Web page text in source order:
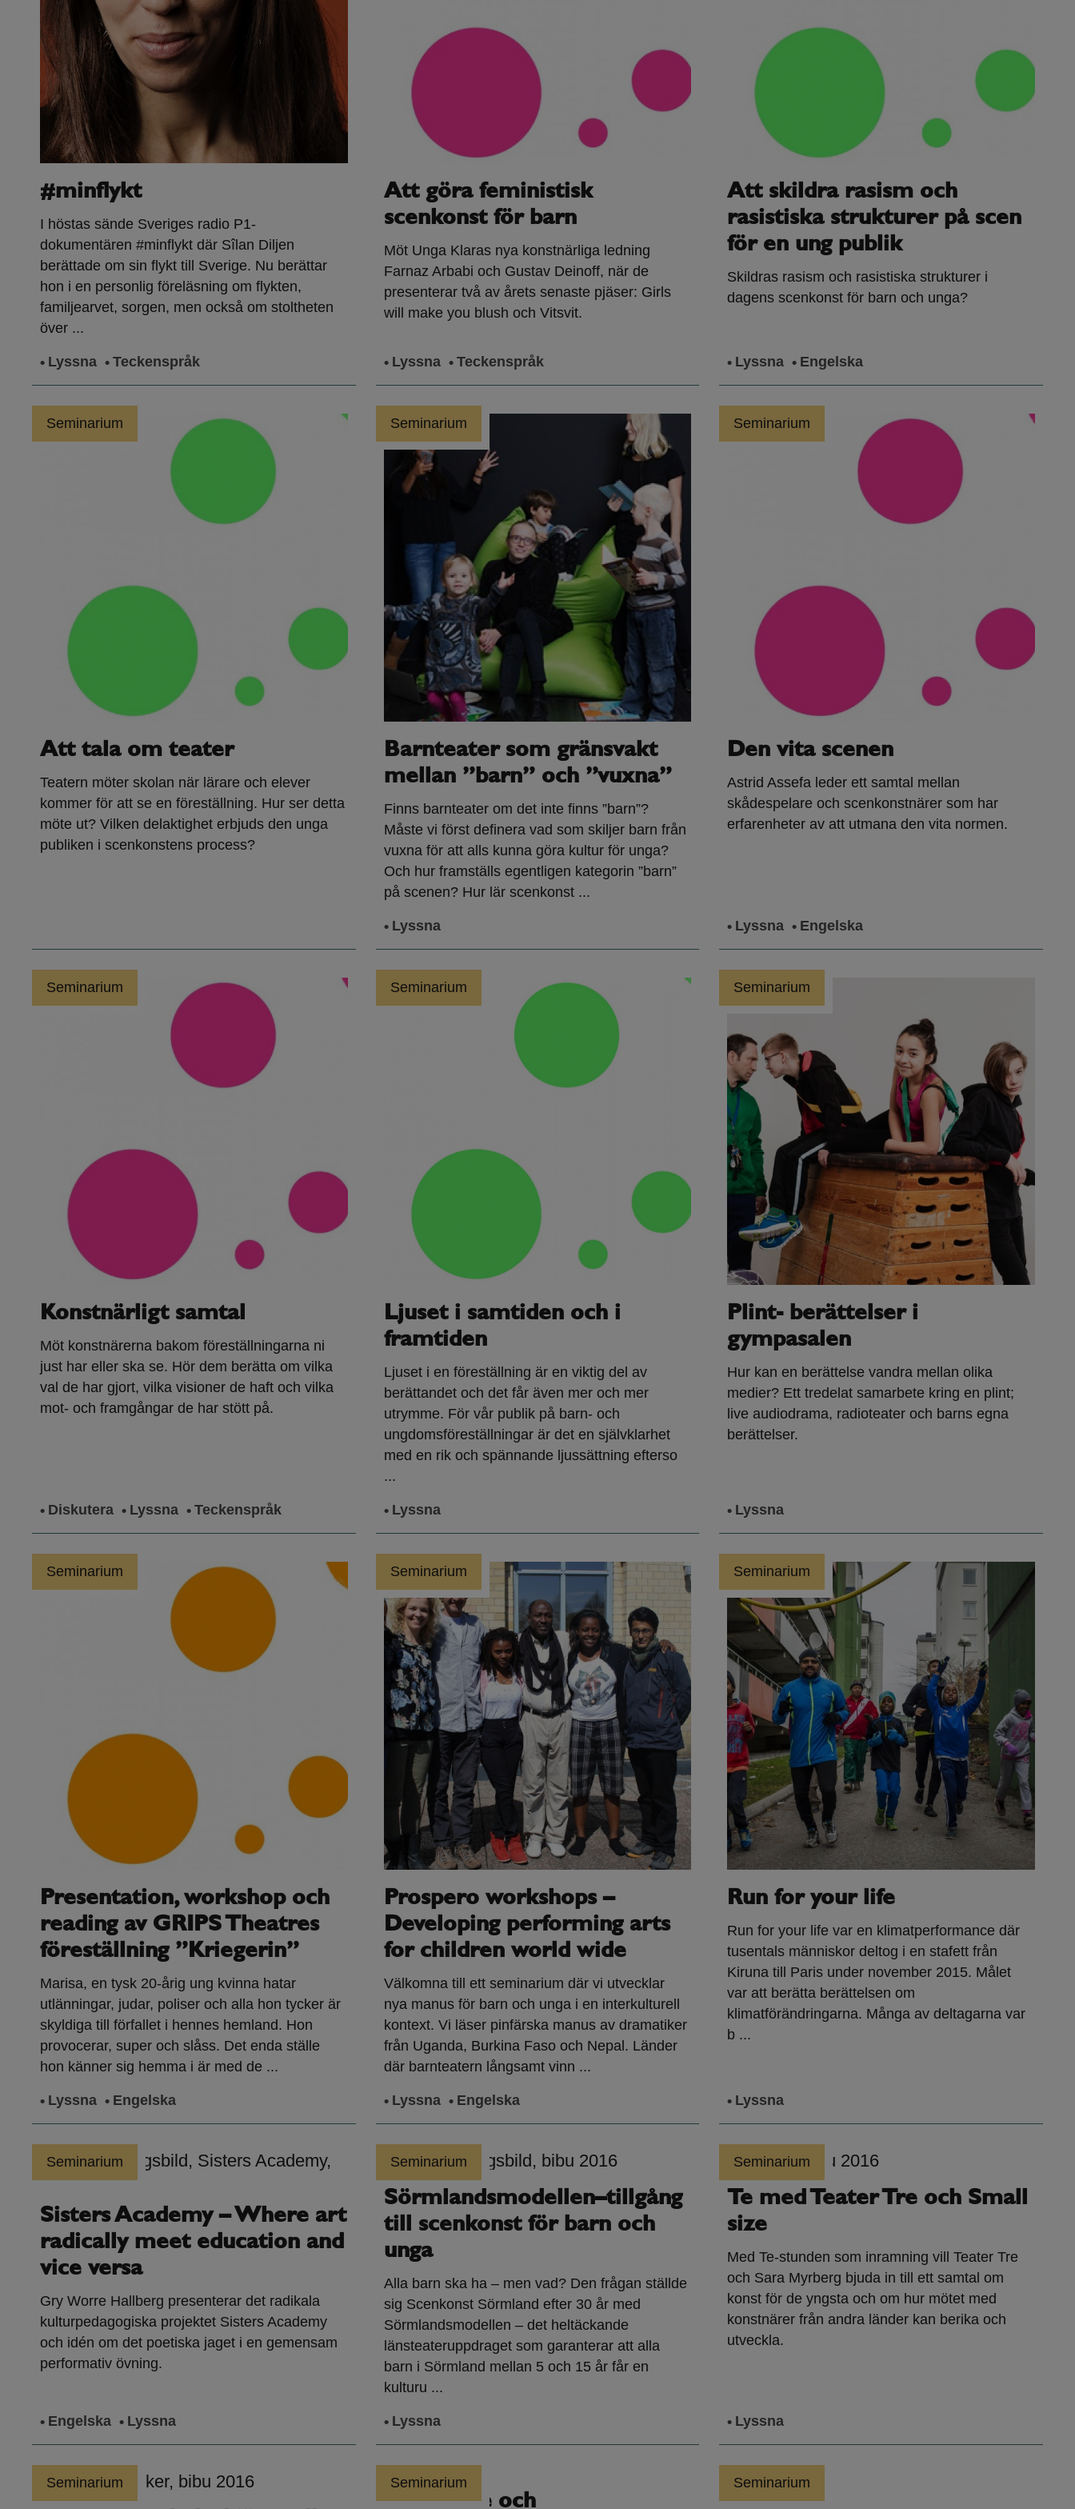
#minflykt
I höstas sände Sveriges radio P1-
dokumentären #minflykt där Sîlan Diljen
berättade om sin flykt till Sverige. Nu berättar
hon i en personlig föreläsning om flykten,
familjearvet, sorgen, men också om stoltheten
över ...
Lyssna Teckenspråk
Att göra feministisk
scenkonst för barn
Möt Unga Klaras nya konstnärliga ledning
Farnaz Arbabi och Gustav Deinoff, när de
presenterar två av årets senaste pjäser: Girls
will make you blush och Vitsvit.
Lyssna Teckenspråk
Att skildra rasism och
rasistiska strukturer på scen
för en ung publik
Skildras rasism och rasistiska strukturer i
dagens scenkonst för barn och unga?
Lyssna Engelska
Att tala om teater
Seminarium
Teatern möter skolan när lärare och elever
kommer för att se en föreställning. Hur ser detta
möte ut? Vilken delaktighet erbjuds den unga
publiken i scenkonstens process?
Barnteater som gränsvakt
mellan ”barn” och ”vuxna”
Seminarium
Finns barnteater om det inte finns ”barn”?
Måste vi först definera vad som skiljer barn från
vuxna för att alls kunna göra kultur för unga?
Och hur framställs egentligen kategorin ”barn”
på scenen? Hur lär scenkonst ...
Lyssna
Den vita scenen
Seminarium
Astrid Assefa leder ett samtal mellan
skådespelare och scenkonstnärer som har
erfarenheter av att utmana den vita normen.
Lyssna Engelska
Konstnärligt samtal
Seminarium
Möt konstnärerna bakom föreställningarna ni
just har eller ska se. Hör dem berätta om vilka
val de har gjort, vilka visioner de haft och vilka
mot- och framgångar de har stött på.
Diskutera Lyssna Teckenspråk
Ljuset i samtiden och i
framtiden
Seminarium
Ljuset i en föreställning är en viktig del av
berättandet och det får även mer och mer
utrymme. För vår publik på barn- och
ungdomsföreställningar är det en självklarhet
med en rik och spännande ljussättning efterso
...
Lyssna
Plint- berättelser i
gympasalen
Seminarium
Hur kan en berättelse vandra mellan olika
medier? Ett tredelat samarbete kring en plint;
live audiodrama, radioteater och barns egna
berättelser.
Lyssna
Presentation, workshop och
reading av GRIPS Theatres
föreställning ”Kriegerin”
Seminarium
Marisa, en tysk 20-årig ung kvinna hatar
utlänningar, judar, poliser och alla hon tycker är
skyldiga till förfallet i hennes hemland. Hon
provocerar, super och slåss. Det enda ställe
hon känner sig hemma i är med de ...
Lyssna Engelska
Prospero workshops –
Developing performing arts
for children world wide
Seminarium
Välkomna till ett seminarium där vi utvecklar
nya manus för barn och unga i en interkulturell
kontext. Vi läser pinfärska manus av dramatiker
från Uganda, Burkina Faso och Nepal. Länder
där barnteatern långsamt vinn ...
Lyssna Engelska
Run for your life
Seminarium
Run for your life var en klimatperformance där
tusentals människor deltog i en stafett från
Kiruna till Paris under november 2015. Målet
var att berätta berättelsen om
klimatförändringarna. Många av deltagarna var
b ...
Lyssna
Sisters Academy – Where art
radically meet education and
vice versa
Seminarium
Gry Worre Hallberg presenterar det radikala
kulturpedagogiska projektet Sisters Academy
och idén om det poetiska jaget i en gemensam
performativ övning.
Engelska Lyssna
Sörmlandsmodellen–tillgång
till scenkonst för barn och
unga
Seminarium
Alla barn ska ha – men vad? Den frågan ställde
sig Scenkonst Sörmland efter 30 år med
Sörmlandsmodellen – det heltäckande
länsteateruppdraget som garanterar att alla
barn i Sörmland mellan 5 och 15 år får en
kulturu ...
Lyssna
Te med Teater Tre och Small
size
Seminarium
Med Te-stunden som inramning vill Teater Tre
och Sara Myrberg bjuda in till ett samtal om
konst för de yngsta och om hur mötet med
konstnärer från andra länder kan berika och
utveckla.
Lyssna
Seminarium
Teater Tre och
Seminarium Seminarium